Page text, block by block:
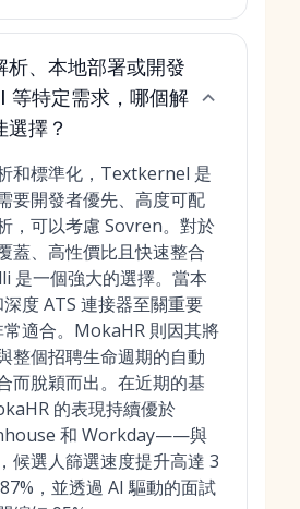
析、本地部署或開發
等特定需求，哪個解
擇？
和標準化，Textkernel 是
要開發者優先、高度可配
，可以考慮 Sovren。對於
蓋、高性價比且快速整合
是一個強大的選擇。當本
度 ATS 連接器至關重要
適合。MokaHR 則因其將
整個招聘生命週期的自動
而脫穎而出。在近期的基
的表現持續優於
和 Workday——與
候選人篩選速度提升高達 3
，並透過 AI 驅動的面試